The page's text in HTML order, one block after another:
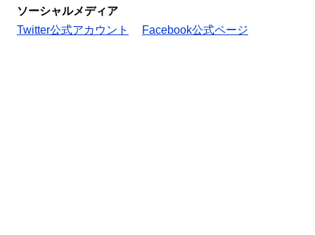
ソーシャルメディア
Twitter公式アカウント
Facebook公式ページ